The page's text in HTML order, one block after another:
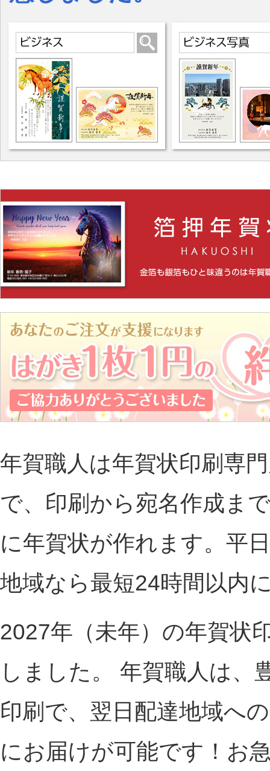
年賀職人は年賀状印刷専
で、印刷から宛名作成ま
に年賀状が作れます。平
地域なら最短24時間以内
2027年（未年）の年賀状
しました。 年賀職人は、
印刷で、翌日配達地域へ
にお届けが可能です！お